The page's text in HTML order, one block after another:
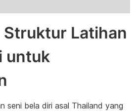
Latihan
untuk
seni bela diri asal Thailand yang